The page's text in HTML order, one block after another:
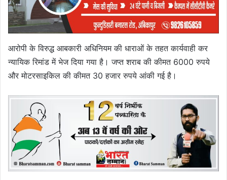
आरोपी के विरुद्ध आबकारी अधिनियम की धाराओं के तहत कार्यवाही कर
न्यायिक रिमांड में भेज दिया गया है। जप्त शराब की कीमत 6000 रुपये
और मोटरसाइकिल की कीमत 30 हजार रुपये आंकी गई है।